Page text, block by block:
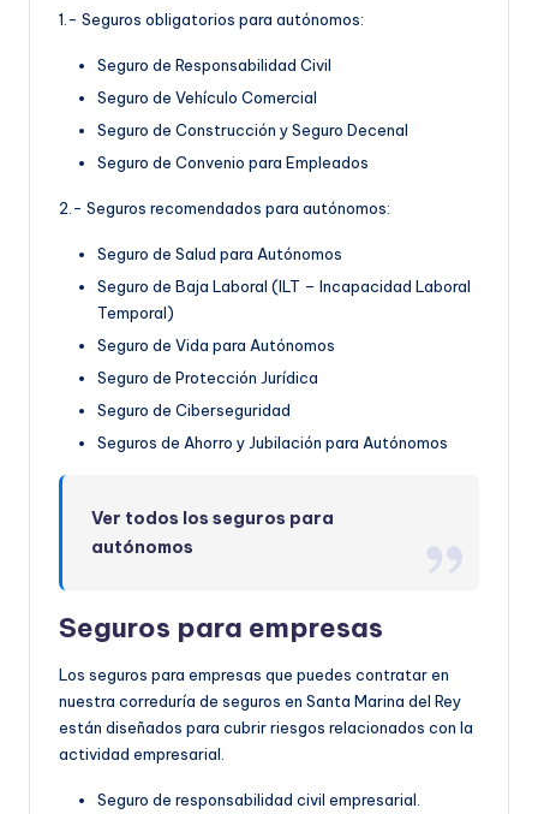
1.- Seguros obligatorios para autónomos:
Seguro de Responsabilidad Civil
Seguro de Vehículo Comercial
Seguro de Construcción y Seguro Decenal
Seguro de Convenio para Empleados
2.- Seguros recomendados para autónomos:
Seguro de Salud para Autónomos
Seguro de Baja Laboral (ILT – Incapacidad Laboral
Temporal)
Seguro de Vida para Autónomos
Seguro de Protección Jurídica
Seguro de Ciberseguridad
Seguros de Ahorro y Jubilación para Autónomos
Ver todos los seguros para
autónomos
Seguros para empresas
Los seguros para empresas que puedes contratar en
nuestra correduría de seguros en Santa Marina del Rey
están diseñados para cubrir riesgos relacionados con la
actividad empresarial.
Seguro de responsabilidad civil empresarial.